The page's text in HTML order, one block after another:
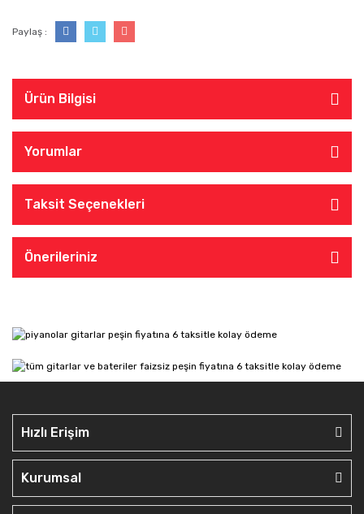
Paylaş :
Ürün Bilgisi
Yorumlar
Taksit Seçenekleri
Önerileriniz
Hızlı Erişim
Kurumsal